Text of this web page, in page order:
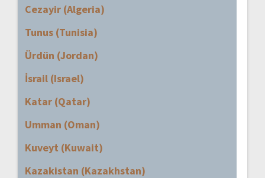
Cezayir (Algeria)
Tunus (Tunisia)
Ürdün (Jordan)
İsrail (Israel)
Katar (Qatar)
Umman (Oman)
Kuveyt (Kuwait)
Kazakistan (Kazakhstan)